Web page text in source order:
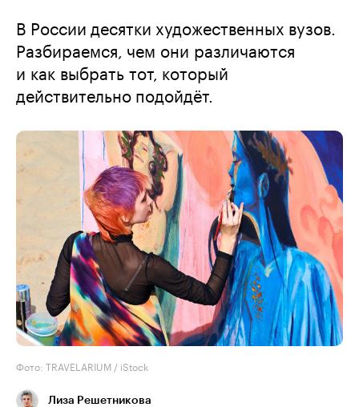
В России десятки художественных вузов.
Разбираемся, чем они различаются
и как выбрать тот, который
действительно подойдёт.
Фото: TRAVELARIUM / iStock
Лиза Решетникова